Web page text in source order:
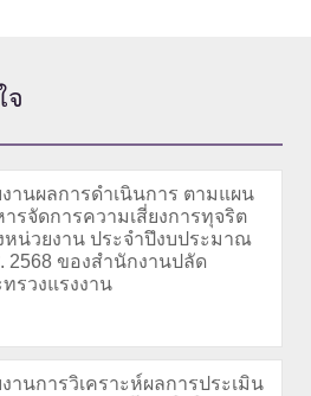
จ
งานผลการดำเนินการ ตามแผน
รจัดการความเสี่ยงการทุจริต
หน่วยงาน ประจำปึงบประมาณ
2568 ของสำนักงานปลัด
ทรวงแรงงาน
งานการวิเคราะห์ผลการประเมิน